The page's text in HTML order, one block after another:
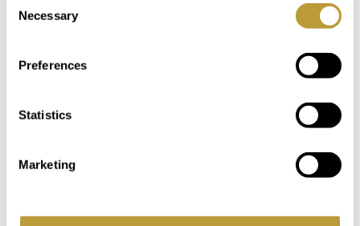
Selection
Necessary
Preferences
Statistics
Marketing
LPA0012 Mehr sehen
MODERNE DESIGNER
NEUBAUVILLA IN PORT ANDRATX